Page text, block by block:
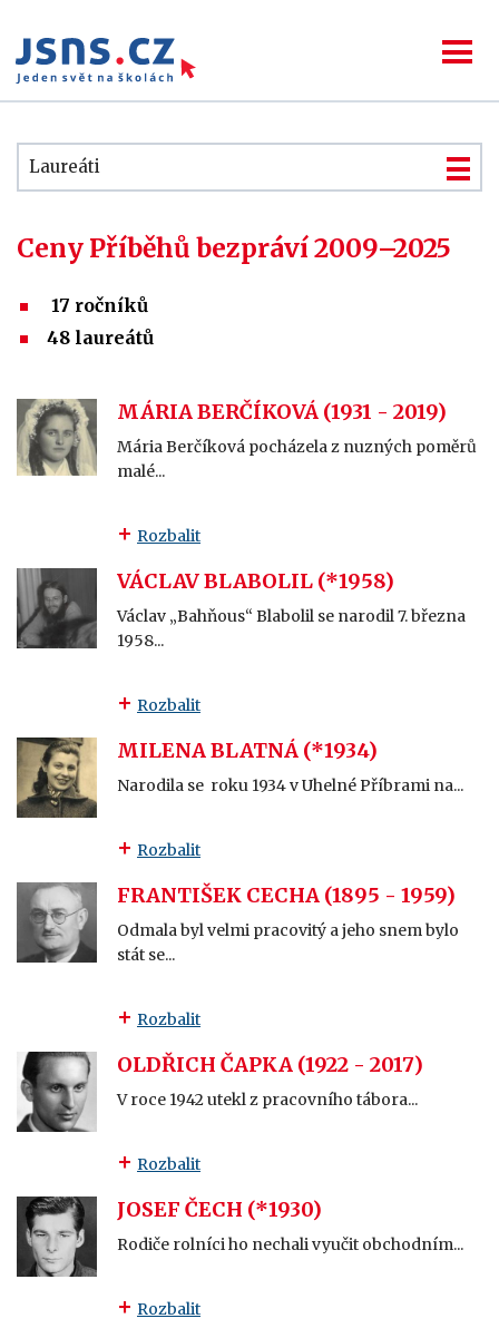
Laureáti
Ceny Příběhů bezpráví 2009–2025
17 ročníků
48 laureátů
MÁRIA BERČÍKOVÁ (1931 - 2019)
Mária Berčíková pocházela z nuzných poměrů
malé...
Rozbalit
VÁCLAV BLABOLIL (*1958)
Václav „Bahňous“ Blabolil se narodil 7. března
1958...
Rozbalit
MILENA BLATNÁ (*1934)
Narodila se roku 1934 v Uhelné Příbrami na...
Rozbalit
FRANTIŠEK CECHA (1895 - 1959)
Odmala byl velmi pracovitý a jeho snem bylo
stát se...
Rozbalit
OLDŘICH ČAPKA (1922 - 2017)
V roce 1942 utekl z pracovního tábora...
Rozbalit
JOSEF ČECH (*1930)
Rodiče rolníci ho nechali vyučit obchodním...
Rozbalit